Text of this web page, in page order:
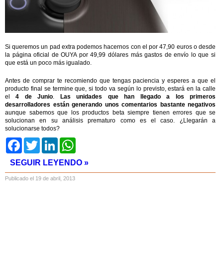
Si queremos un pad extra podemos hacernos con el por 47,90 euros o desde
la página oficial de OUYA por 49,99 dólares más gastos de envío lo que si
que está un poco más igualado.
Antes de comprar te recomiendo que tengas paciencia y esperes a que el
producto final se termine que, si todo va según lo previsto, estará en la calle
el4 de Junio
Las unidades que han llegado a los primeros
desarrolladores están generando unos comentarios bastante negativos
aunque sabemos que los productos beta siempre tienen errores que se
solucionan en su análisis prematuro como es el caso. ¿Llegarán a
solucionarse todos?
FacebookTwitter LinkedIn
SEGUIR LEYENDO »
Publicado el 19 de abril, 2013